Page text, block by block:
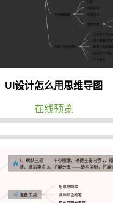
UI设计怎么用思维导图
在线预览